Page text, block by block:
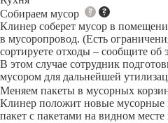
Собираем мусор
Клинер соберет мусор в
в мусоропровод. (Есть
сортируете отходы – сообщите об
В этом случае сотрудник
мусором для дальнейшей
Меняем пакеты в мусорных
Клинер положит новые мусорные
пакет с пакетами на видном